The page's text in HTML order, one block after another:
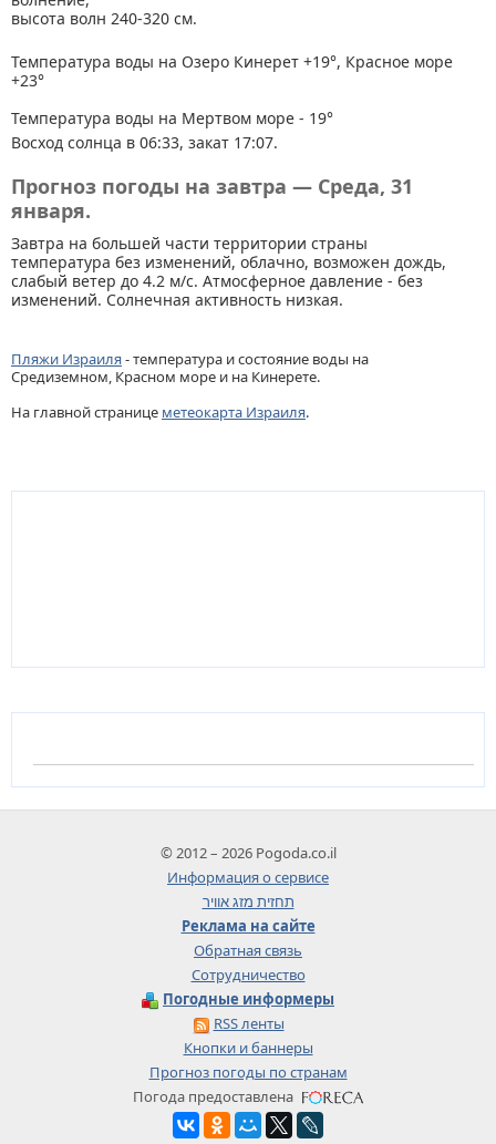
высота волн 240-320 см.
Температура воды на Озеро Кинерет +19°, Красное море
+23°
Температура воды на Мертвом море - 19°
Восход солнца в 06:33, закат 17:07.
Прогноз погоды на завтра — Среда, 31
января.
Завтра на большей части территории страны
температура без изменений, облачно, возможен дождь,
слабый ветер до 4.2 м/с. Атмосферное давление - без
изменений. Солнечная активность низкая.
Пляжи Израиля- температура и состояние воды на
Средиземном, Красном море и на Кинерете.
На главной странице метеокарта Израиля.
© 2012 – 2026 Pogoda.co.il
Информация о сервисе
תחזית מזג אוויר
Реклама на сайте
Обратная связь
Сотрудничество
Погодные информеры
RSS ленты
Кнопки и баннеры
Прогноз погоды по странам
Погода предоставлена